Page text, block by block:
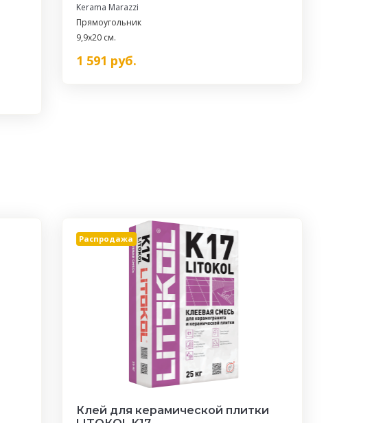
Kerama Marazzi
Прямоугольник
9,9x20 см.
1 591 руб.
Распродажа
Клей для керамической плитки